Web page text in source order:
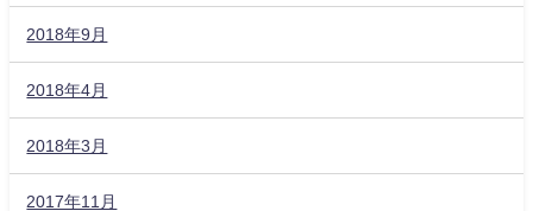
2018年9月
2018年4月
2018年3月
2017年11月